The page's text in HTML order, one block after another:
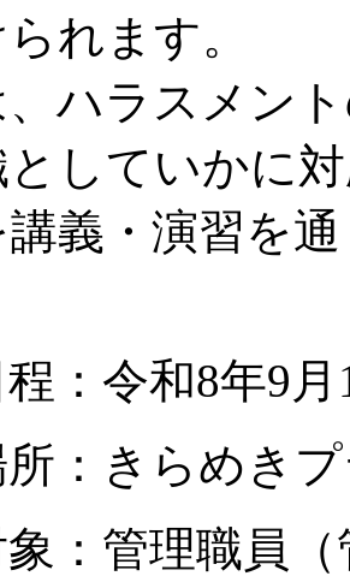
れます。
ハラスメン
としていかに
義・演習を
：令和8年9月
：きらめきプ
：管理職員